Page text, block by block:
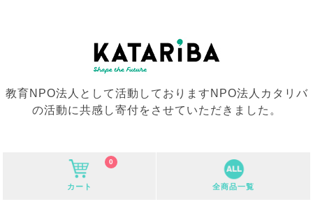
教育NPO法人として活動しておりますNPO法人カタリバ
の活動に共感し寄付をさせていただきました。
カート
0
全商品一覧